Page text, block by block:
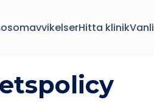
Hitta klinik